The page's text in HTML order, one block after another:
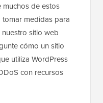
de estos
medidas para
sitio web
cómo un sitio
utiliza WordPress
con recursos